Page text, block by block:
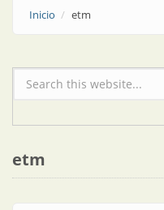
Inicio etm
Formulario de búsqueda
etm